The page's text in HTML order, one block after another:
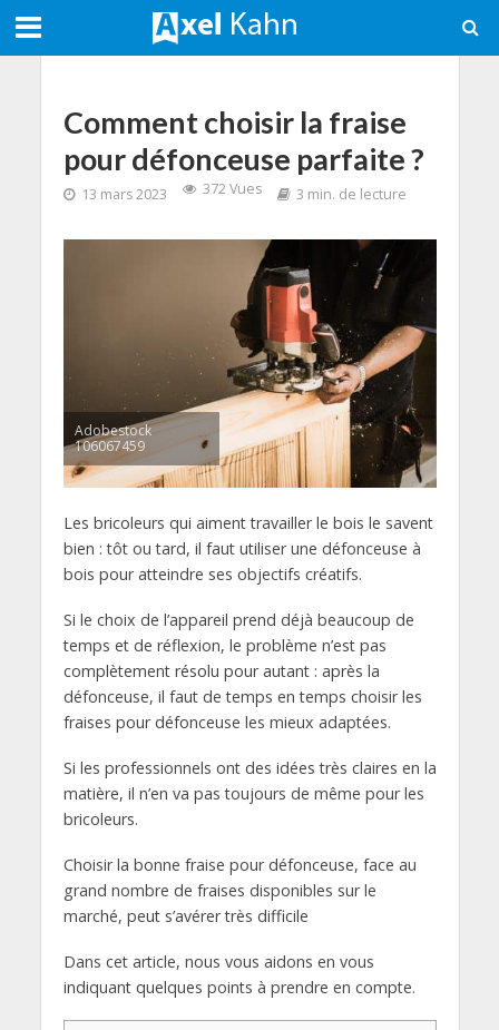
Comment choisir la fraise
pour défonceuse parfaite ?
13 mars 2023 372 Vues 3 min. de lecture
Adobestock
106067459
Les bricoleurs qui aiment travailler le bois le savent
bien : tôt ou tard, il faut utiliser une défonceuse à
bois pour atteindre ses objectifs créatifs.
Si le choix de l’appareil prend déjà beaucoup de
temps et de réflexion, le problème n’est pas
complètement résolu pour autant : après la
défonceuse, il faut de temps en temps choisir les
fraises pour défonceuse les mieux adaptées.
Si les professionnels ont des idées très claires en la
matière, il n’en va pas toujours de même pour les
bricoleurs.
Choisir la bonne fraise pour défonceuse, face au
grand nombre de fraises disponibles sur le
marché, peut s’avérer très difficile
Dans cet article, nous vous aidons en vous
indiquant quelques points à prendre en compte.